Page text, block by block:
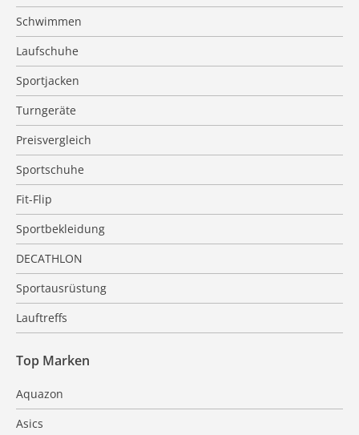
Schwimmen
Laufschuhe
Sportjacken
Turngeräte
Preisvergleich
Sportschuhe
Fit-Flip
Sportbekleidung
DECATHLON
Sportausrüstung
Lauftreffs
Top Marken
Aquazon
Asics